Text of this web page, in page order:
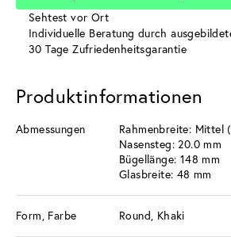
Sehtest vor Ort
Individuelle Beratung durch
30 Tage Zufriedenheitsgarantie
Produktinformationen
Abmessungen
Rahmenbreite: Mittel
Nasensteg: 20.0 mm
Bügellänge: 148 mm
Glasbreite: 48 mm
Form, Farbe Round, Khaki